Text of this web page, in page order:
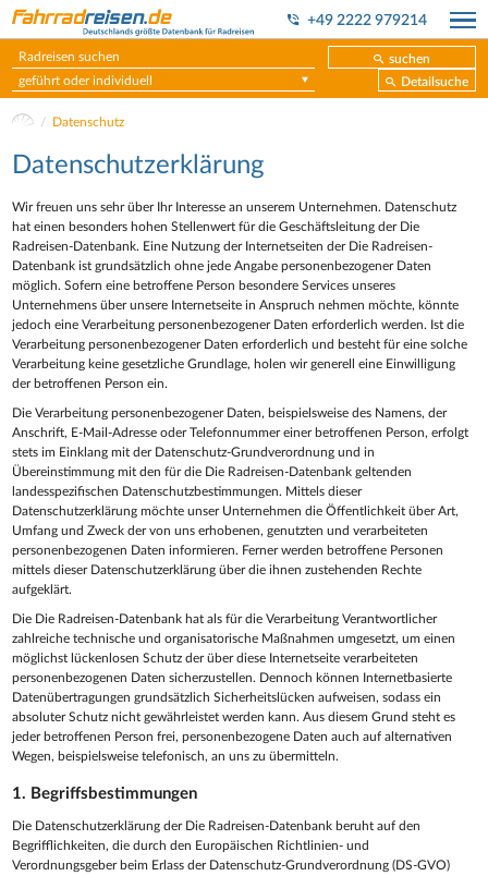
+49 2222 979214
suchen
geführt oder individuell
Detailsuche
Datenschutz
Datenschutzerklärung
Wir freuen uns sehr über Ihr Interesse an unserem Unternehmen. Datenschutz
hat einen besonders hohen Stellenwert für die Geschäftsleitung der Die
Radreisen-Datenbank. Eine Nutzung der Internetseiten der Die Radreisen-
Datenbank ist grundsätzlich ohne jede Angabe personenbezogener Daten
möglich. Sofern eine betroffene Person besondere Services unseres
Unternehmens über unsere Internetseite in Anspruch nehmen möchte, könnte
jedoch eine Verarbeitung personenbezogener Daten erforderlich werden. Ist die
Verarbeitung personenbezogener Daten erforderlich und besteht für eine solche
Verarbeitung keine gesetzliche Grundlage, holen wir generell eine Einwilligung
der betroffenen Person ein.
Die Verarbeitung personenbezogener Daten, beispielsweise des Namens, der
Anschrift, E-Mail-Adresse oder Telefonnummer einer betroffenen Person, erfolgt
stets im Einklang mit der Datenschutz-Grundverordnung und in
Übereinstimmung mit den für die Die Radreisen-Datenbank geltenden
landesspezifischen Datenschutzbestimmungen. Mittels dieser
Datenschutzerklärung möchte unser Unternehmen die Öffentlichkeit über Art,
Umfang und Zweck der von uns erhobenen, genutzten und verarbeiteten
personenbezogenen Daten informieren. Ferner werden betroffene Personen
mittels dieser Datenschutzerklärung über die ihnen zustehenden Rechte
aufgeklärt.
Die Die Radreisen-Datenbank hat als für die Verarbeitung Verantwortlicher
zahlreiche technische und organisatorische Maßnahmen umgesetzt, um einen
möglichst lückenlosen Schutz der über diese Internetseite verarbeiteten
personenbezogenen Daten sicherzustellen. Dennoch können Internetbasierte
Datenübertragungen grundsätzlich Sicherheitslücken aufweisen, sodass ein
absoluter Schutz nicht gewährleistet werden kann. Aus diesem Grund steht es
jeder betroffenen Person frei, personenbezogene Daten auch auf alternativen
Wegen, beispielsweise telefonisch, an uns zu übermitteln.
1. Begriffsbestimmungen
Die Datenschutzerklärung der Die Radreisen-Datenbank beruht auf den
Begrifflichkeiten, die durch den Europäischen Richtlinien- und
Verordnungsgeber beim Erlass der Datenschutz-Grundverordnung (DS-GVO)